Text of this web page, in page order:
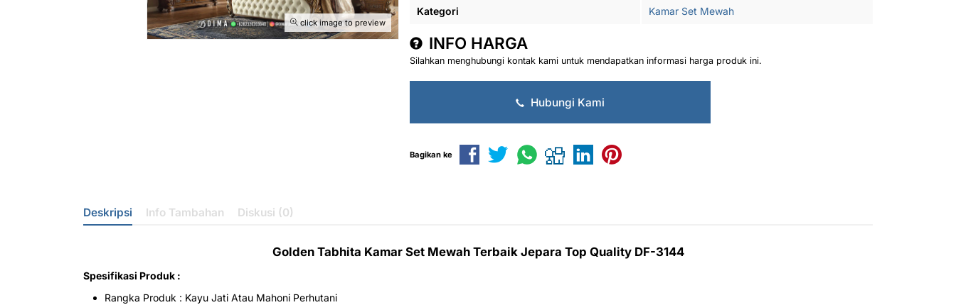
click image to preview
Kategori Kamar Set Mewah
INFO HARGA
Silahkan menghubungi kontak kami untuk mendapatkan informasi harga produk ini.
Hubungi Kami
Bagikan ke
Deskripsi Info Tambahan Diskusi (0)
Golden Tabhita Kamar Set Mewah Terbaik Jepara Top Quality DF-3144
Spesifikasi Produk :
Rangka Produk : Kayu Jati Atau Mahoni Perhutani